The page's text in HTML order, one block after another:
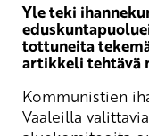
Yle teki
tottuneita
artikkeli tehtävä
Kommunistien
Vaaleilla